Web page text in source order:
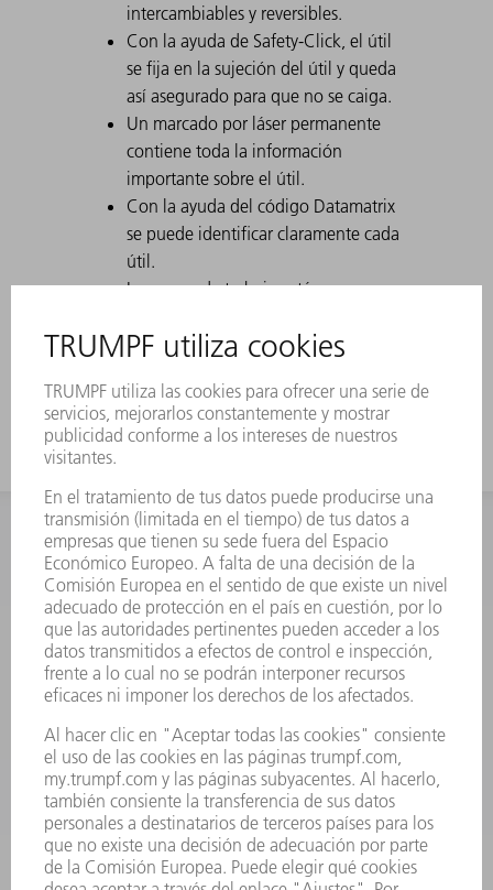
intercambiables y reversibles.
Con la ayuda de Safety-Click, el útil
se fija en la sujeción del útil y queda
así asegurado para que no se caiga.
Un marcado por láser permanente
contiene toda la información
importante sobre el útil.
Con la ayuda del código Datamatrix
se puede identificar claramente cada
útil.
Las zonas de trabajo están
Las modificaciones de los útiles están
INFORMACIÓN
Preguntas más frecuentes
Condiciones generales de venta
CONTACTO
Departamento de Repuestos
+34 91 657 36 70
Viernes de 8h – 17h
repuestos@es.trumpf.com
CONTACTO
Departamento de Utillaje
+34 91 657 36 69
Lunes a Jueves de 8h – 18h